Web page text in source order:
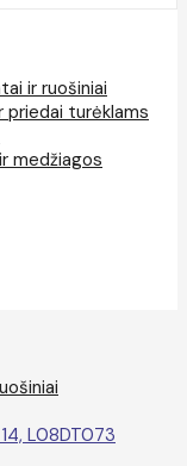
ir ruošiniai
priedai turėklams
medžiagos
L08DT073